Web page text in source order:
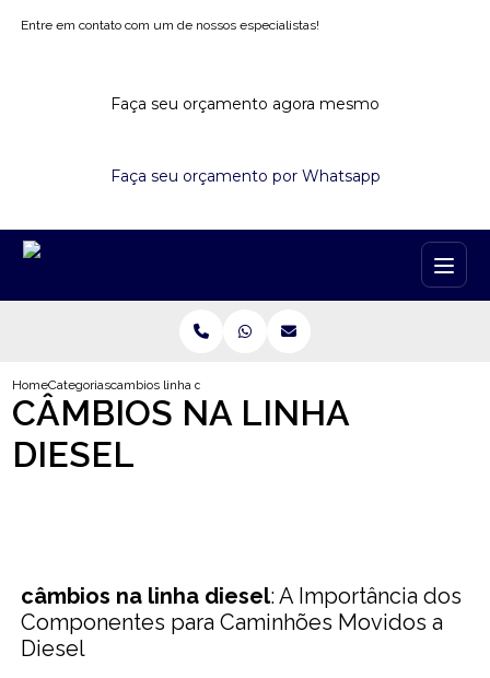
Entre em contato com um de nossos especialistas!
Faça seu orçamento agora mesmo
Faça seu orçamento por Whatsapp
HomeCategoriascambios linha diesel
CÂMBIOS NA LINHA
DIESEL
câmbios na linha diesel: A Importância dos
Componentes para Caminhões Movidos a
Diesel